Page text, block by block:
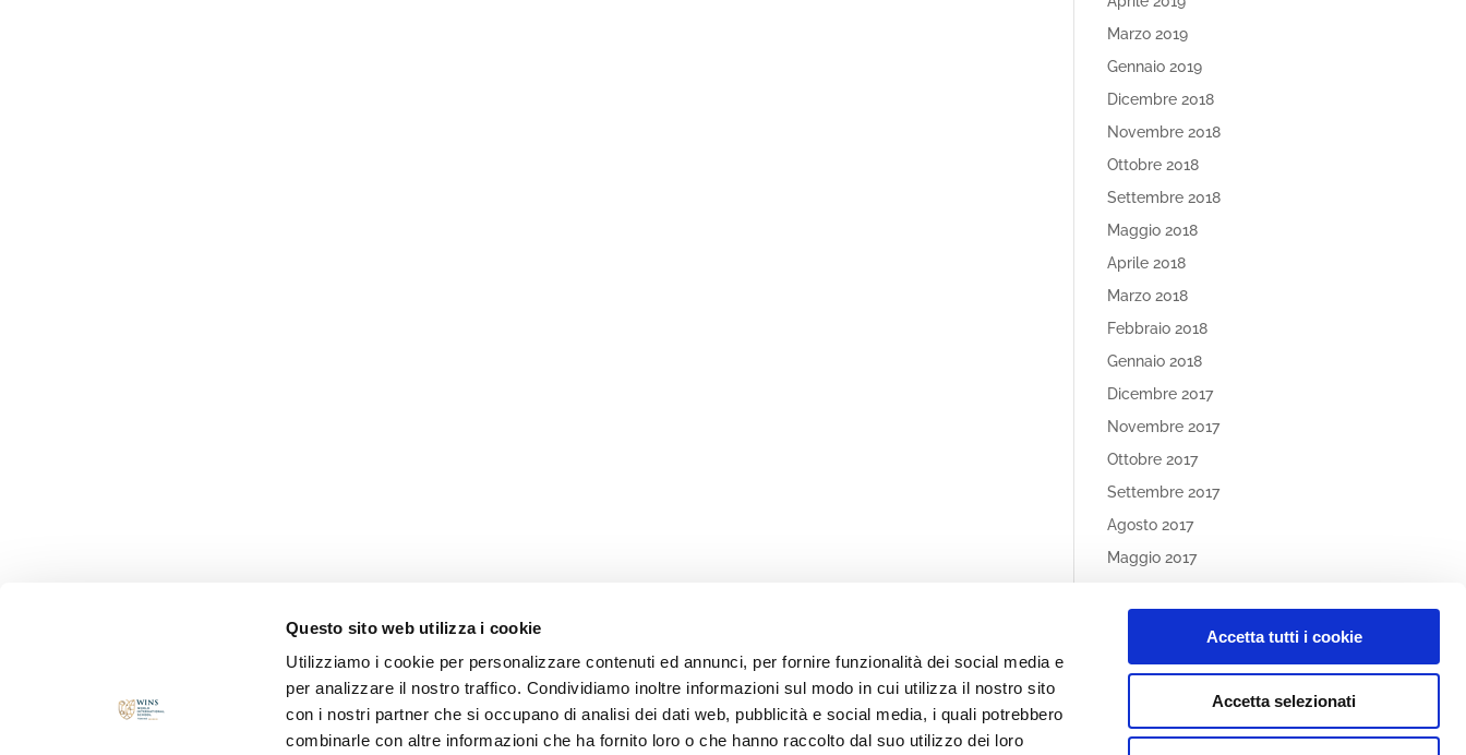
Questo sito web utilizza i cookie
Utilizziamo i cookie per personalizzare contenuti ed annunci, per fornire funzionalità dei social media e
per analizzare il nostro traffico. Condividiamo inoltre informazioni sul modo in cui utilizza il nostro sito
con i nostri partner che si occupano di analisi dei dati web, pubblicità e social media, i quali potrebbero
combinarle con altre informazioni che ha fornito loro o che hanno raccolto dal suo utilizzo dei loro
Accetta tutti i cookie
Accetta selezionati
Marzo 2019
Gennaio 2019
Dicembre 2018
Novembre 2018
Ottobre 2018
Settembre 2018
Maggio 2018
Aprile 2018
Marzo 2018
Febbraio 2018
Gennaio 2018
Dicembre 2017
Novembre 2017
Ottobre 2017
Settembre 2017
Agosto 2017
Maggio 2017
Categories
Nessuna categoria